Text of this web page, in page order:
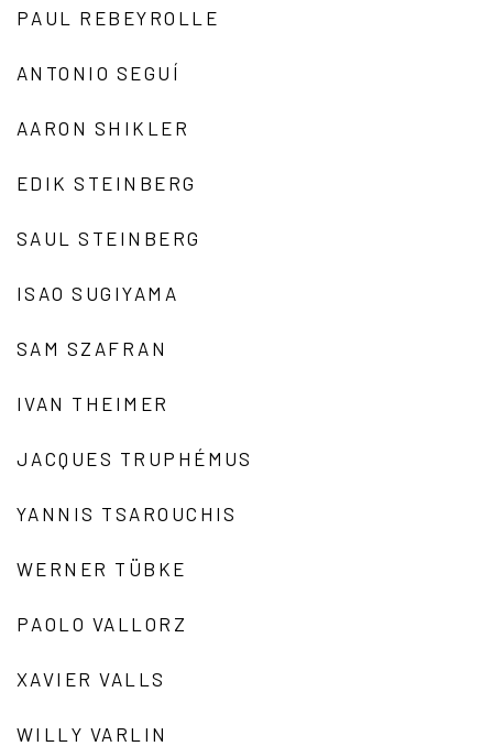
PAUL REBEYROLLE
ANTONIO SEGUÍ
AARON SHIKLER
EDIK STEINBERG
SAUL STEINBERG
ISAO SUGIYAMA
SAM SZAFRAN
IVAN THEIMER
JACQUES TRUPHÉMUS
YANNIS TSAROUCHIS
WERNER TÜBKE
PAOLO VALLORZ
XAVIER VALLS
WILLY VARLIN